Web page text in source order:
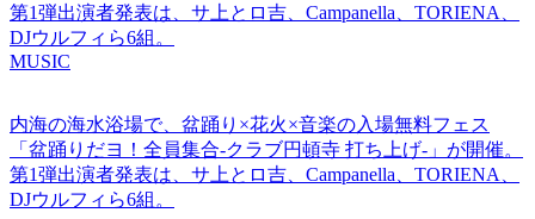
第1弾出演者発表は、サ上とロ吉、Campanella、TORIENA、
DJウルフィら6組。
MUSIC
内海の海水浴場で、盆踊り×花火×音楽の入場無料フェス
「盆踊りだヨ！全員集合-クラブ円頓寺 打ち上げ-」が開催。
第1弾出演者発表は、サ上とロ吉、Campanella、TORIENA、
DJウルフィら6組。